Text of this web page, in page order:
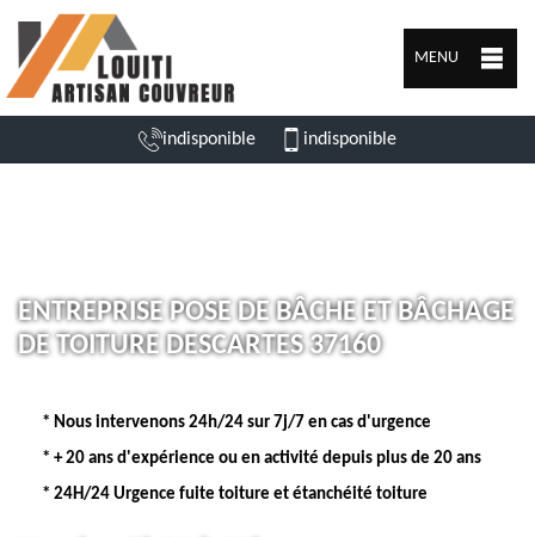
MENU
indisponible indisponible
ENTREPRISE POSE DE BÂCHE ET BÂCHAGE
DE TOITURE DESCARTES 37160
* Nous intervenons 24h/24 sur 7j/7 en cas d'urgence
* + 20 ans d'expérience ou en activité depuis plus de 20 ans
* 24H/24 Urgence fuite toiture et étanchéité toiture